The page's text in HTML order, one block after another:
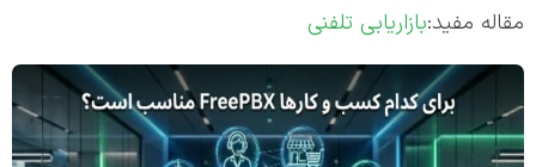
مقاله مفید:بازاریابی تلفنی